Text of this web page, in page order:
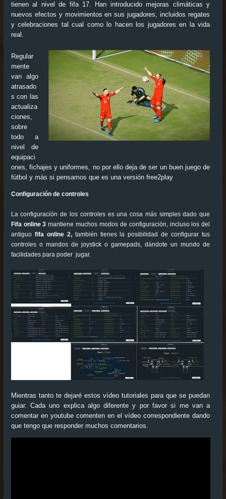
tienen al nivel de fifa 17. Han introducido mejoras climáticas y
nuevos efectos y movimientos en sus jugadores, incluidos regates
y celebraciones tal cual como lo hacen los jugadores en la vida
real.
Regular
mente
van algo
atrasado
s con las
actualiza
ciones,
sobre
todo a
nivel de
equipaci
ones, fichajes y uniformes, no por ello deja de ser un buen juego de
fútbol y más si pensamos que es una versión free2play
Configuración de controles
La configuración de los controles es una cosa más simples dado que
Fifa online 3 mantiene muchos modos de configuración, incluso los del
antiguo fifa online 2, también tienes la posibilidad de configurar tus
controles o mandos de joystick o gamepads, dándote un mundo de
facilidades para poder jugar.
Mientras tanto te dejaré estos vídeo tutoriales para que se puedan
guiar. Cada uno explica algo diferente y por favor si me van a
comentar en youtube comenten en el vídeo correspondiente dando
que tengo que responder muchos comentarios.